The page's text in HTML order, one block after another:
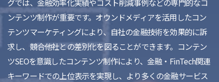
グでは、金融効率化実績やコスト削減事例などの専門的なコ
ンテンツ制作が重要です。オウンドメディアを活用したコン
テンツマーケティングにより、自社の金融技術を効果的に訴
求し、競合他社との差別化を図ることができます。コンテン
ツSEOを意識したコンテンツ制作により、金融・FinTech関連
キーワードでの上位表示を実現し、より多くの金融サービス